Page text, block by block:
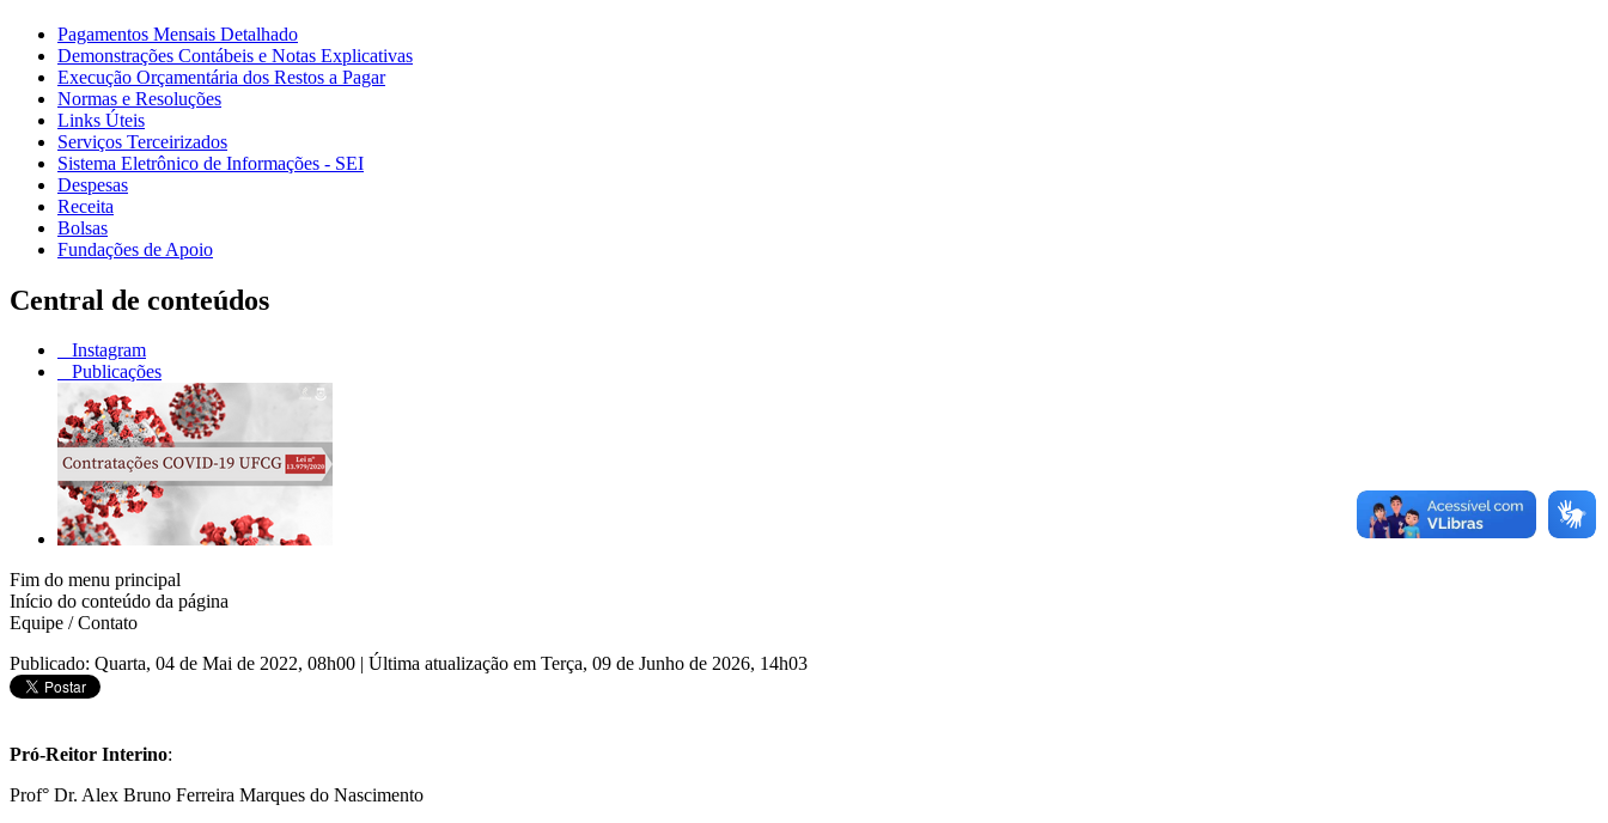
Pagamentos Mensais Detalhado
Demonstrações Contábeis e Notas Explicativas
Execução Orçamentária dos Restos a Pagar
Normas e Resoluções
Links Úteis
Serviços Terceirizados
Sistema Eletrônico de Informações - SEI
Despesas
Receita
Bolsas
Fundações de Apoio
Central de conteúdos
Instagram
Publicações
Fim do menu principal
Início do conteúdo da página
Equipe / Contato
Publicado: Quarta, 04 de Mai de 2022, 08h00 | Última atualização em Terça, 09 de Junho de 2026, 14h03
Pró-Reitor Interino:
Prof° Dr. Alex Bruno Ferreira Marques do Nascimento